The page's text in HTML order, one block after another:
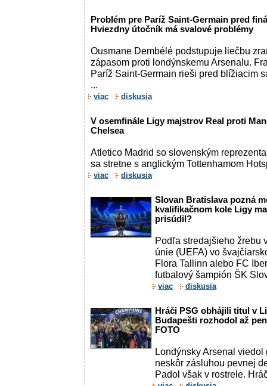
Problém pre Paríž Saint-Germain pred
Hviezdny útočník má svalové problémy
Ousmane Dembélé podstupuje liečbu
zápasom proti londýnskemu Arsenalu.
Paríž Saint-Germain rieši pred blížiacim
...
viac diskusia
V osemfinále Ligy majstrov Real proti
Chelsea
Atletico Madrid so slovenským
sa stretne s anglickým Tottenhamom
viac diskusia
Slovan Bratislava pozná
kvalifikačnom kole Ligy
prisúdil?
Podľa stredajšieho žrebu
únie (UEFA) vo
Flora Tallinn alebo FC
futbalový šampión ŠK
viac diskusia
Hráči PSG obhájili titul v
Budapešti rozhodol až
FOTO
Londýnsky Arsenal
neskôr zásluhou pevnej
Padol však v rostrele.